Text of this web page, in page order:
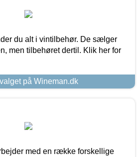
du alt i vintilbehør. De sælger
men tilbehøret dertil. Klik her for
på Wineman.dk
med en række forskellige